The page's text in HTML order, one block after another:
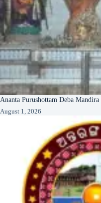
Ananta Purushottam Deba Mandira
August 1, 2026